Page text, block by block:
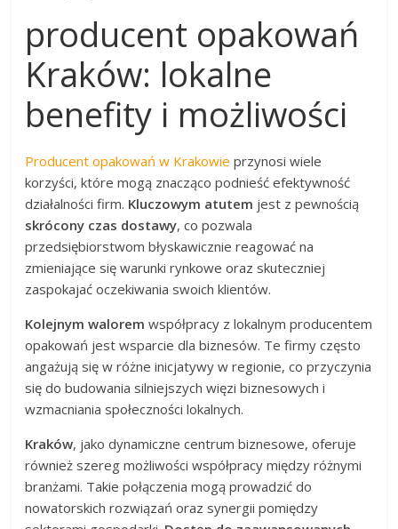
producent opakowań
Kraków: lokalne
benefity i możliwości
Producent opakowań w Krakowie przynosi wiele
korzyści, które mogą znacząco podnieść efektywność
działalności firm. Kluczowym atutem jest z pewnością
skrócony czas dostawy, co pozwala
przedsiębiorstwom błyskawicznie reagować na
zmieniające się warunki rynkowe oraz skuteczniej
zaspokajać oczekiwania swoich klientów.
Kolejnym walorem współpracy z lokalnym producentem
opakowań jest wsparcie dla biznesów. Te firmy często
angażują się w różne inicjatywy w regionie, co przyczynia
się do budowania silniejszych więzi biznesowych i
wzmacniania społeczności lokalnych.
Kraków, jako dynamiczne centrum biznesowe, oferuje
również szereg możliwości współpracy między różnymi
branżami. Takie połączenia mogą prowadzić do
nowatorskich rozwiązań oraz synergii pomiędzy